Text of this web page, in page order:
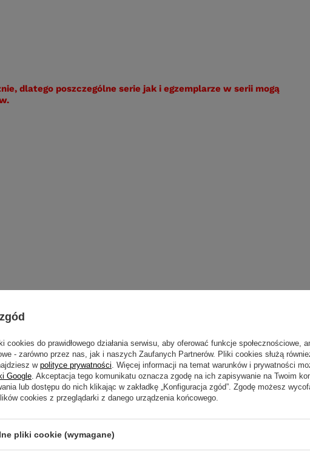
dlatego poszczególne serie jak i egzemplarze w serii mogą
Napisz
cookies do prawidłowego działania serwisu, aby oferować funkcje społecznościowe,
- zarówno przez nas, jak i naszych Zaufanych Partnerów. Pliki cookies służą
w polityce prywatności. Więcej informacji na temat warunków i prywatności
Google. Akceptacja tego komunikatu oznacza zgodę na ich zapisywanie na Twoim
lub dostępu do nich klikając w zakładkę „Konfiguracja zgód”. Zgodę możesz
cookies z przeglądarki z danego urządzenia końcowego.
pliki cookie (wymagane)